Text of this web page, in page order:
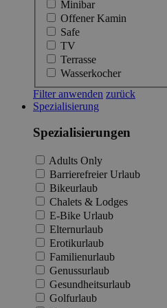
Minibar
Offener Kamin
Safe
TV
Terrasse
Wasserkocher
Filter anwenden zurück
Spezialisierung
Spezialisierungen
Adults Only
Barrierefreier Urlaub
Bikeurlaub
Chalets & Lodges
E-Bike Urlaub
Elternurlaub
Erotikurlaub
Familienurlaub
Genussurlaub
Gesundheitsurlaub
Golfurlaub